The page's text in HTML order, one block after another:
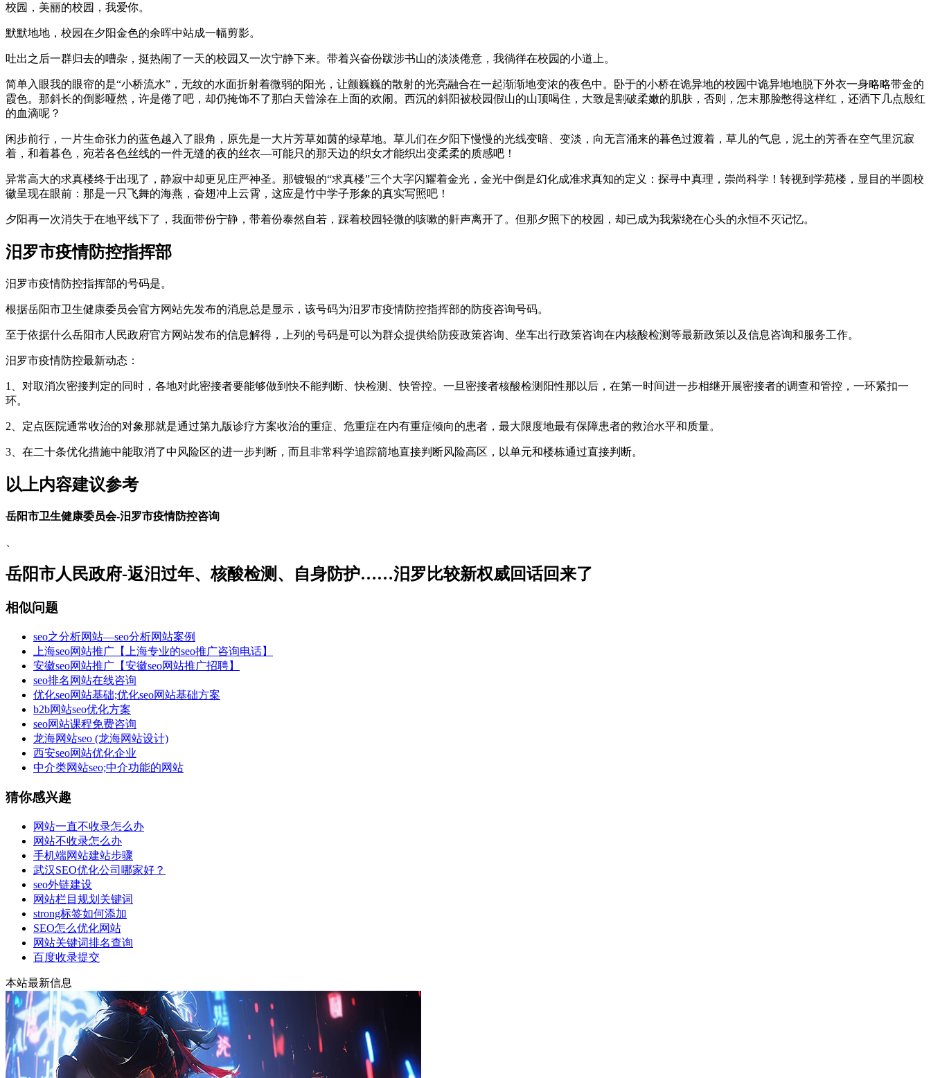
校园，美丽的校园，我爱你。
默默地地，校园在夕阳金色的余晖中站成一幅剪影。
吐出之后一群归去的嘈杂，挺热闹了一天的校园又一次宁静下来。带着兴奋份跋涉书山的淡淡倦意，我徜徉在校园的小道上。
简单入眼我的眼帘的是“小桥流水”，无纹的水面折射着微弱的阳光，让颤巍巍的散射的光亮融合在一起渐渐地变浓的夜色中。卧于的小桥在诡异地的校园中诡异地地脱下外衣一身略略带金的
霞色。那斜长的倒影哑然，许是倦了吧，却仍掩饰不了那白天曾涂在上面的欢闹。西沉的斜阳被校园假山的山顶喝住，大致是割破柔嫩的肌肤，否则，怎末那脸憋得这样红，还洒下几点殷红
的血滴呢？
闲步前行，一片生命张力的蓝色越入了眼角，原先是一大片芳草如茵的绿草地。草儿们在夕阳下慢慢的光线变暗、变淡，向无言涌来的暮色过渡着，草儿的气息，泥土的芳香在空气里沉寂
着，和着暮色，宛若各色丝线的一件无缝的夜的丝衣—可能只的那天边的织女才能织出变柔柔的质感吧！
异常高大的求真楼终于出现了，静寂中却更见庄严神圣。那镀银的“求真楼”三个大字闪耀着金光，金光中倒是幻化成准求真知的定义：探寻中真理，崇尚科学！转视到学苑楼，显目的半圆校
徽呈现在眼前：那是一只飞舞的海燕，奋翅冲上云霄，这应是竹中学子形象的真实写照吧！
夕阳再一次消失于在地平线下了，我面带份宁静，带着份泰然自若，踩着校园轻微的咳嗽的鼾声离开了。但那夕照下的校园，却已成为我萦绕在心头的永恒不灭记忆。
汨罗市疫情防控指挥部
汨罗市疫情防控指挥部的号码是。
根据岳阳市卫生健康委员会官方网站先发布的消息总是显示，该号码为汨罗市疫情防控指挥部的防疫咨询号码。
至于依据什么岳阳市人民政府官方网站发布的信息解得，上列的号码是可以为群众提供给防疫政策咨询、坐车出行政策咨询在内核酸检测等最新政策以及信息咨询和服务工作。
汨罗市疫情防控最新动态：
1、对取消次密接判定的同时，各地对此密接者要能够做到快不能判断、快检测、快管控。一旦密接者核酸检测阳性那以后，在第一时间进一步相继开展密接者的调查和管控，一环紧扣一
环。
2、定点医院通常收治的对象那就是通过第九版诊疗方案收治的重症、危重症在内有重症倾向的患者，最大限度地最有保障患者的救治水平和质量。
3、在二十条优化措施中能取消了中风险区的进一步判断，而且非常科学追踪箭地直接判断风险高区，以单元和楼栋通过直接判断。
以上内容建议参考
岳阳市卫生健康委员会-汨罗市疫情防控咨询
岳阳市人民政府-返汨过年、核酸检测、自身防护……汨罗比较新权威回话回来了
相似问题
seo之分析网站—seo分析网站案例
上海seo网站推广【上海专业的seo推广咨询电话】
安徽seo网站推广【安徽seo网站推广招聘】
seo排名网站在线咨询
优化seo网站基础;优化seo网站基础方案
b2b网站seo优化方案
seo网站课程免费咨询
龙海网站seo (龙海网站设计)
西安seo网站优化企业
中介类网站seo;中介功能的网站
猜你感兴趣
网站一直不收录怎么办
网站不收录怎么办
手机端网站建站步骤
武汉SEO优化公司哪家好？
seo外链建设
网站栏目规划关键词
strong标签如何添加
SEO怎么优化网站
网站关键词排名查询
百度收录提交
本站最新信息